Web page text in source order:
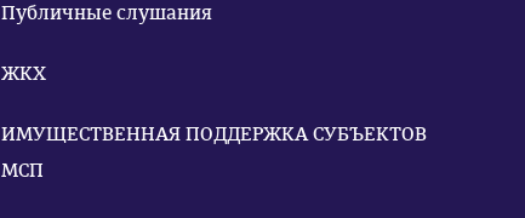
Публичные слушания
ЖКХ
ИМУЩЕСТВЕННАЯ ПОДДЕРЖКА СУБЪЕКТОВ
МСП